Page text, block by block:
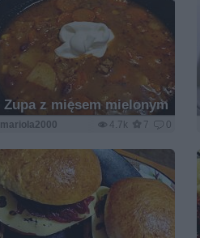
Zupa z mięsem mielonym
4.7k 7 0
mariola2000